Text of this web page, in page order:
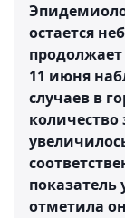
остается
11 июня
случаев в
количество
показатель
отметила